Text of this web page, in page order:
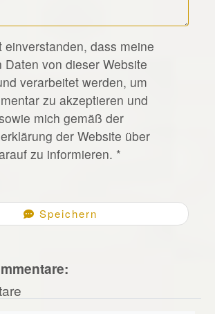
einverstanden, dass meine
Daten von dieser Website
verarbeitet werden, um
zu akzeptieren und
mich gemäß der
der Website über
zu informieren. *
Speichern